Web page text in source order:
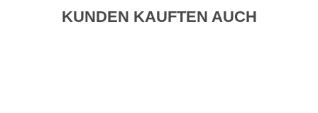
KUNDEN KAUFTEN AUCH